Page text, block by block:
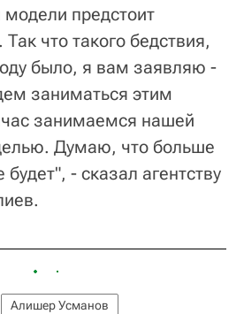
предстоит
что такого бедствия,
было, я вам заявляю -
заниматься этим
занимаемся нашей
Думаю, что больше
будет", - сказал агентству
Алишер Усманов